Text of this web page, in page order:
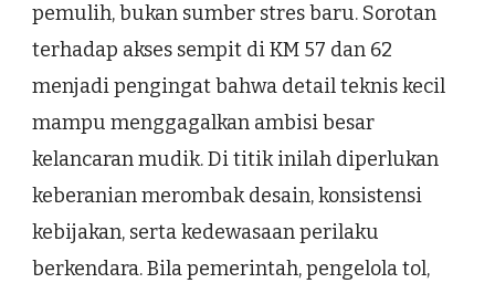
pemulih, bukan sumber stres baru. Sorotan
terhadap akses sempit di KM 57 dan 62
menjadi pengingat bahwa detail teknis kecil
mampu menggagalkan ambisi besar
kelancaran mudik. Di titik inilah diperlukan
keberanian merombak desain, konsistensi
kebijakan, serta kedewasaan perilaku
berkendara. Bila pemerintah, pengelola tol,